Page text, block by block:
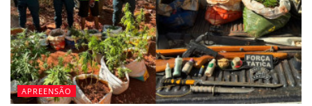
APREENSÃO